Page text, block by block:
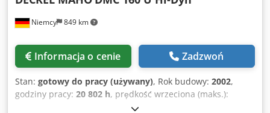
Niemcy 849 km
Informacja o cenie Zadzwoń
Stan: gotowy do pracy (używany), Rok budowy: 2002,
godziny pracy: 20 802 h, prędkość wrzeciona (maks.):
, całkowita wysokość: